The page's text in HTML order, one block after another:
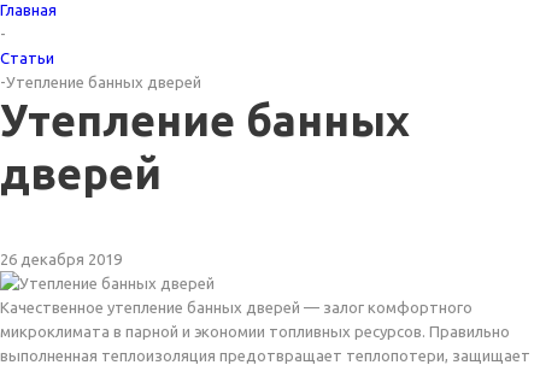
Главная
-
Статьи
-Утепление банных дверей
Утепление банных
дверей
26 декабря 2019
Качественное утепление банных дверей — залог комфортного
микроклимата в парной и экономии топливных ресурсов. Правильно
выполненная теплоизоляция предотвращает теплопотери, защищает